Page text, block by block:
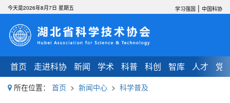
首页 走进科协 新闻 学术 科普 科创 智库 人才 党
今天是2026年8月7日 星期五 学习强国 | 中国科协
所在位置： 首页 > 新闻中心 > 科学普及